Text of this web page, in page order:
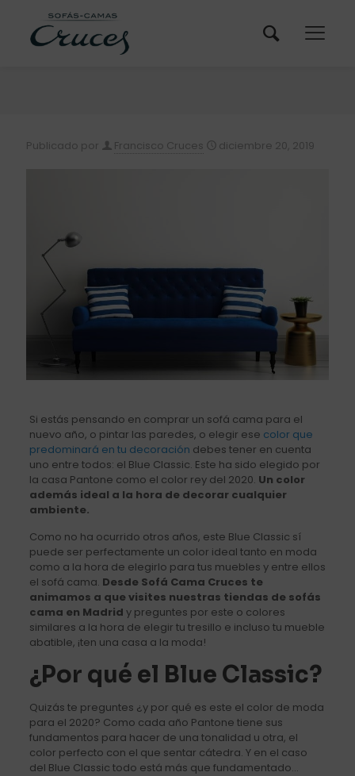
Publicado por Francisco Cruces diciembre 20, 2019
Si estás pensando en comprar un sofá cama para el
nuevo año, o pintar las paredes, o elegir ese color que
predominará en tu decoración debes tener en cuenta
uno entre todos: el Blue Classic. Este ha sido elegido por
la casa Pantone como el color rey del 2020. Un color
además ideal a la hora de decorar cualquier
ambiente.
Como no ha ocurrido otros años, este Blue Classic sí
puede ser perfectamente un color ideal tanto en moda
como a la hora de elegirlo para tus muebles y entre ellos
el sofá cama. Desde Sofá Cama Cruces te
animamos a que visites nuestras tiendas de sofás
cama en Madrid y preguntes por este o colores
similares a la hora de elegir tu tresillo e incluso tu mueble
abatible, ¡ten una casa a la moda!
¿Por qué el Blue Classic?
Quizás te preguntes ¿y por qué es este el color de moda
para el 2020? Como cada año Pantone tiene sus
fundamentos para hacer de una tonalidad u otra, el
color perfecto con el que sentar cátedra. Y en el caso
del Blue Classic todo está más que fundamentado…